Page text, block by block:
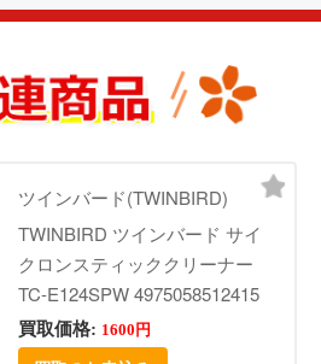
ツインバード(TWINBIRD)
TWINBIRD ツインバード サイ
クロンスティッククリーナー
TC-E124SPW 4975058512415
買取価格: 1600円